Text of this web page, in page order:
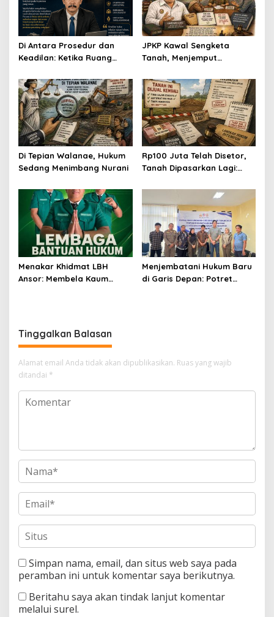
Di Antara Prosedur dan
Keadilan: Ketika Ruang
Kerendahan Hati
JPKP Kawal Sengketa
Tanah, Menjemput
Jalan Mediasi
Di Tepian Walanae, Hukum
Sedang Menimbang Nurani
Rp100 Juta Telah Disetor,
Tanah Dipasarkan Lagi:
Keadilan di Tengah
Sengketa Jual Beli
Menakar Khidmat LBH
Ansor: Membela Kaum
Menjembatani Hukum Baru
di Garis Depan: Potret
Tinggalkan Balasan
Alamat email Anda tidak akan dipublikasikan. Ruas yang wajib
ditandai *
Simpan nama, email, dan situs web saya pada
peramban ini untuk komentar saya berikutnya.
Beritahu saya akan tindak lanjut komentar
melalui surel.